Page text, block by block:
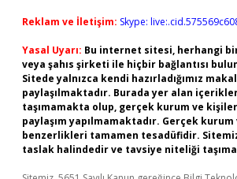
Reklam ve İletişim: Skype:
Yasal Uyarı: Bu internet sitesi, herhangi
veya şahıs şirketi ile hiçbir bağlantısı
Sitede yalnızca kendi hazırladığımız
paylaşılmaktadır. Burada yer alan
taşımamakta olup, gerçek kurum ve
paylaşım yapılmamaktadır. Gerçek
benzerlikleri tamamen tesadüfidir.
taslak halindedir ve tavsiye niteliği